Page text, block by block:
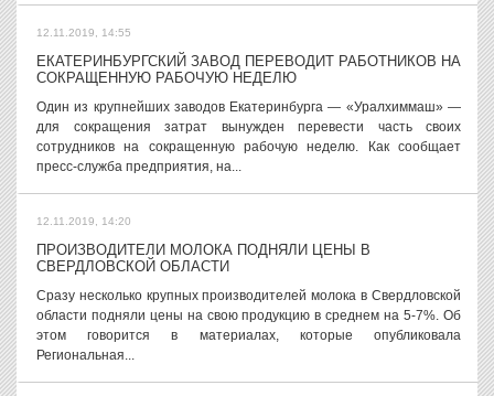
12.11.2019, 14:55
ЕКАТЕРИНБУРГСКИЙ ЗАВОД ПЕРЕВОДИТ РАБОТНИКОВ НА
СОКРАЩЕННУЮ РАБОЧУЮ НЕДЕЛЮ
Один из крупнейших заводов Екатеринбурга — «Уралхиммаш» —
для сокращения затрат вынужден перевести часть своих
сотрудников на сокращенную рабочую неделю. Как сообщает
пресс-служба предприятия, на...
12.11.2019, 14:20
ПРОИЗВОДИТЕЛИ МОЛОКА ПОДНЯЛИ ЦЕНЫ В
СВЕРДЛОВСКОЙ ОБЛАСТИ
Сразу несколько крупных производителей молока в Свердловской
области подняли цены на свою продукцию в среднем на 5-7%. Об
этом говорится в материалах, которые опубликовала
Региональная...